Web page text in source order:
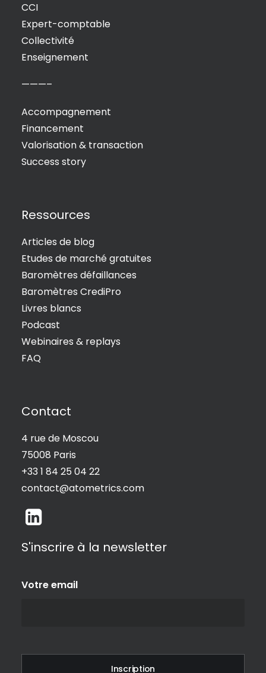
CCI
Expert-comptable
Collectivité
Enseignement
———–
Accompagnement
Financement
Valorisation & transaction
Success story
Ressources
Articles de blog
Etudes de marché gratuites
Baromètres défaillances
Baromètres CrediPro
Livres blancs
Podcast
Webinaires & replays
FAQ
Contact
4 rue de Moscou
75008 Paris
+33 1 84 25 04 22
contact@atometrics.com
S'inscrire à la newsletter
Votre email